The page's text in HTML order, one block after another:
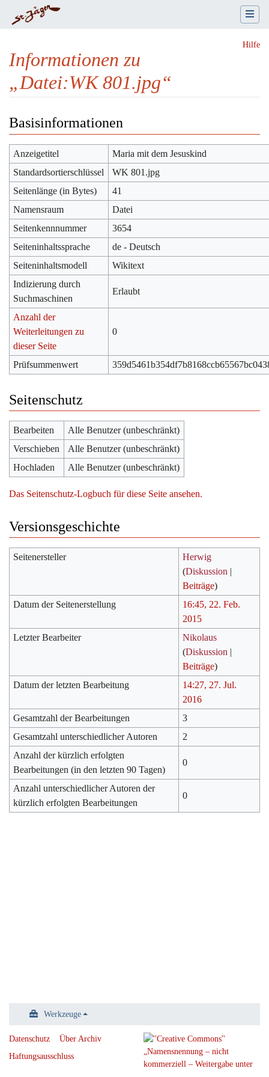
Hilfe
Informationen zu
„Datei:WK 801.jpg“
Basisinformationen
Anzeigetitel
Maria mit dem Jesuskind
Standardsortierschlüssel
WK 801.jpg
Seitenlänge (in Bytes)
41
Namensraum
Datei
Seitenkennnummer
3654
Seiteninhaltssprache
de - Deutsch
Seiteninhaltsmodell
Wikitext
Indizierung durch
Suchmaschinen
Erlaubt
Anzahl der
Weiterleitungen zu
dieser Seite
0
Prüfsummenwert
Seitenschutz
Bearbeiten
Alle Benutzer (unbeschränkt)
Verschieben
Alle Benutzer (unbeschränkt)
Hochladen
Alle Benutzer (unbeschränkt)
Das Seitenschutz-Logbuch für diese Seite ansehen.
Versionsgeschichte
Seitenersteller
Herwig
(Diskussion |
Beiträge)
Datum der Seitenerstellung
16:45, 22. Feb.
2015
Letzter Bearbeiter
Nikolaus
(Diskussion |
Beiträge)
Datum der letzten Bearbeitung
14:27, 27. Jul.
2016
Gesamtzahl der Bearbeitungen
3
Gesamtzahl unterschiedlicher Autoren
2
Anzahl der kürzlich erfolgten
Bearbeitungen (in den letzten 90 Tagen)
0
Anzahl unterschiedlicher Autoren der
kürzlich erfolgten Bearbeitungen
0
Werkzeuge
Datenschutz
Über Archiv
Haftungsausschluss